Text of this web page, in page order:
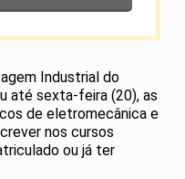
Industrial do
até sexta-feira (20), as
de eletromecânica e
nos cursos
ou já ter